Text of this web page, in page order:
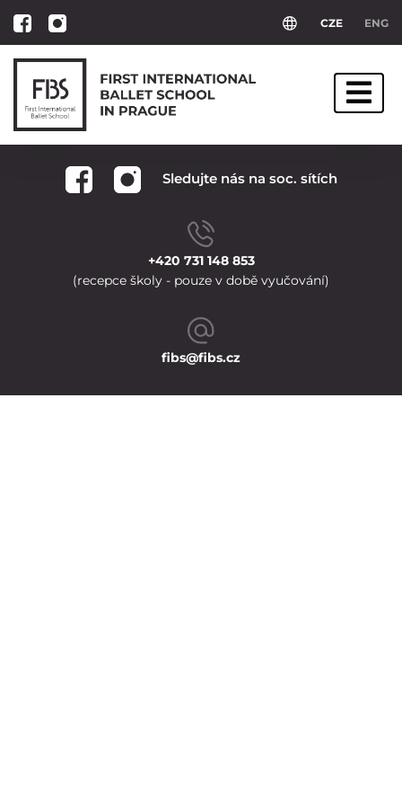
CZE ENG
© 2025 FIBS
First International Ballet School in Prague
Sledujte nás na soc. sítích
+420 731 148 853
(recepce školy - pouze v době vyučování)
fibs@fibs.cz